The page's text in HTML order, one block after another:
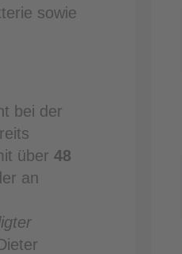
sowie
bei der
über 48
an